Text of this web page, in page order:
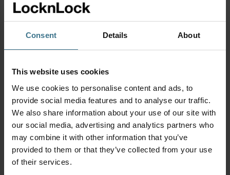
Consent Details About
This website uses cookies
We use cookies to personalise content and ads, to
provide social media features and to analyse our traffic.
We also share information about your use of our site with
our social media, advertising and analytics partners who
may combine it with other information that you’ve
provided to them or that they’ve collected from your use
of their services.
Minstens 6 tot 10 uur warm of koud
100% lekvrij
Productinformatie
Geschikt voor